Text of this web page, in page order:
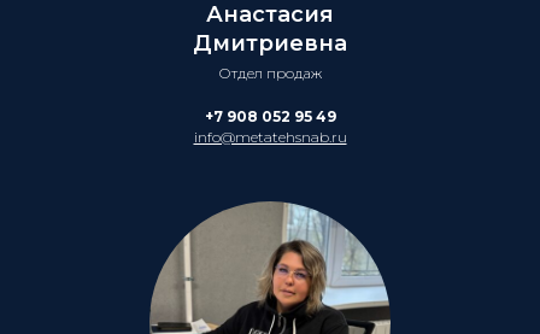
Анастасия
Дмитриевна
Отдел продаж
+7 908 052 95 49
info@metatehsnab.ru